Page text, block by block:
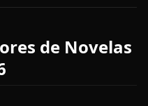
de Novelas